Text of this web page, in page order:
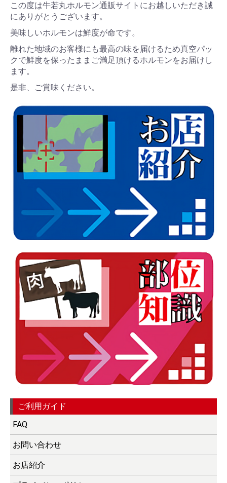
この度は牛若丸ホルモン通販サイトにお越しいただき誠
にありがとうございます。
美味しいホルモンは鮮度が命です。
離れた地域のお客様にも最高の味を届けるため真空パッ
クで鮮度を保ったままご満足頂けるホルモンをお届けし
ます。
是非、ご賞味ください。
ご利用ガイド
FAQ
お問い合わせ
お店紹介